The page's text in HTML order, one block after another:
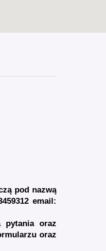
pod nazwą
email:
pytania oraz
oraz